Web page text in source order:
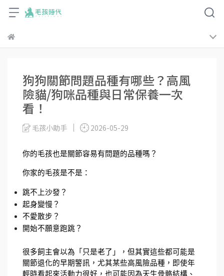
狗狗關節問題品種有哪些？高風
險貓/狗咪品種與日常保養一次
看！
毛孩小助手 2026-05-29
你的毛孩也是關節容易有問題的品種嗎？
你家的毛孩是不是：
跳不上沙發？
起身變慢？
不愛散步？
開始不願意跑跳？
很多飼主會以為「只是老了」，但其實這些都可能是
關節退化的早期警訊，尤其某些高風險品種，即使年
輕時看起來活動力很好，也可能因為天生骨骼結構、